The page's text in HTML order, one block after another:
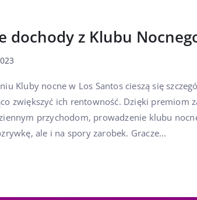
dochody z Klubu
Kluby nocne w Los Santos cieszą się
zwiększyć ich rentowność. Dzięki premiom
przychodom, prowadzenie klubu
ale i na spory zarobek. Gracze...